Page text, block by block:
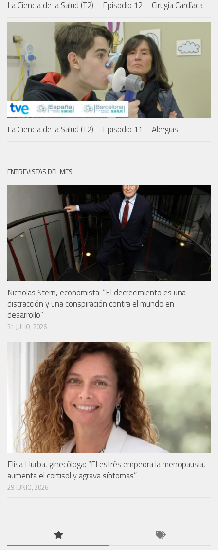
La Ciencia de la Salud (T2) – Episodio 12 – Cirugía Cardíaca
La Ciencia de la Salud (T2) – Episodio 11 – Alergias
ENTREVISTAS DEL MES
Nicholas Stern, economista: “El decrecimiento es una
distracción y una conspiración contra el mundo en
desarrollo”
31 JULIO, 2026
Elisa Llurba, ginecóloga: “El estrés empeora la menopausia,
aumenta el cortisol y agrava síntomas”
29 JUNIO, 2026